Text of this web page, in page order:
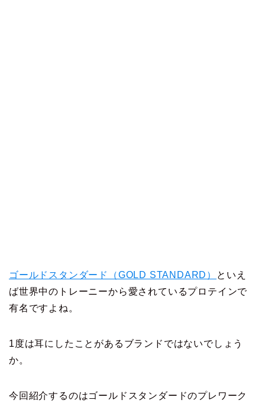
ゴールドスタンダード（GOLD STANDARD）
といえ
ば世界中のトレーニーから愛されているプロテインで
有名ですよね。
1度は耳にしたことがあるブランドではないでしょう
か。
今回紹介するのはゴールドスタンダードのプレワーク